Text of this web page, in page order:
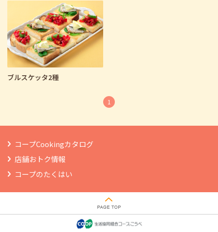
ブルスケッタ2種
1
コープCookingカタログ
店舗おトク情報
コープのたくはい